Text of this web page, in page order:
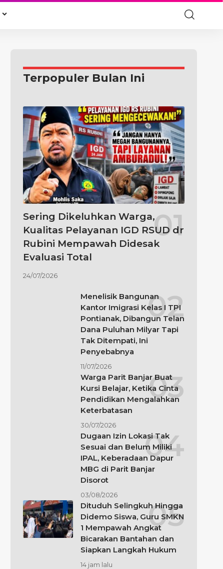
Terpopuler Bulan Ini
Sering Dikeluhkan Warga,
Kualitas Pelayanan IGD RSUD dr
Rubini Mempawah Didesak
Evaluasi Total
24/07/2026
Menelisik Bangunan
Kantor Imigrasi Kelas I TPI
Pontianak, Dibangun Telan
Dana Puluhan Milyar Tapi
Tak Ditempati, Ini
Penyebabnya
11/07/2026
Warga Parit Banjar Buat
Kursi Belajar, Ketika Cinta
Pendidikan Mengalahkan
Keterbatasan
30/07/2026
Dugaan Izin Lokasi Tak
Sesuai dan Belum Miliki
IPAL, Keberadaan Dapur
MBG di Parit Banjar
Disorot
03/08/2026
Dituduh Selingkuh Hingga
Didemo Siswa, Guru SMKN
1 Mempawah Angkat
Bicarakan Bantahan dan
Siapkan Langkah Hukum
14 jam lalu